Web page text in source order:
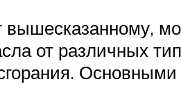
вышесказанному,
от различных